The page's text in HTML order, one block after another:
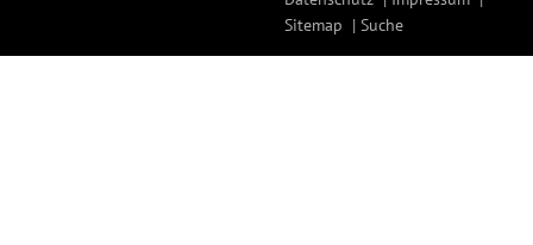
Sitemap
Suche